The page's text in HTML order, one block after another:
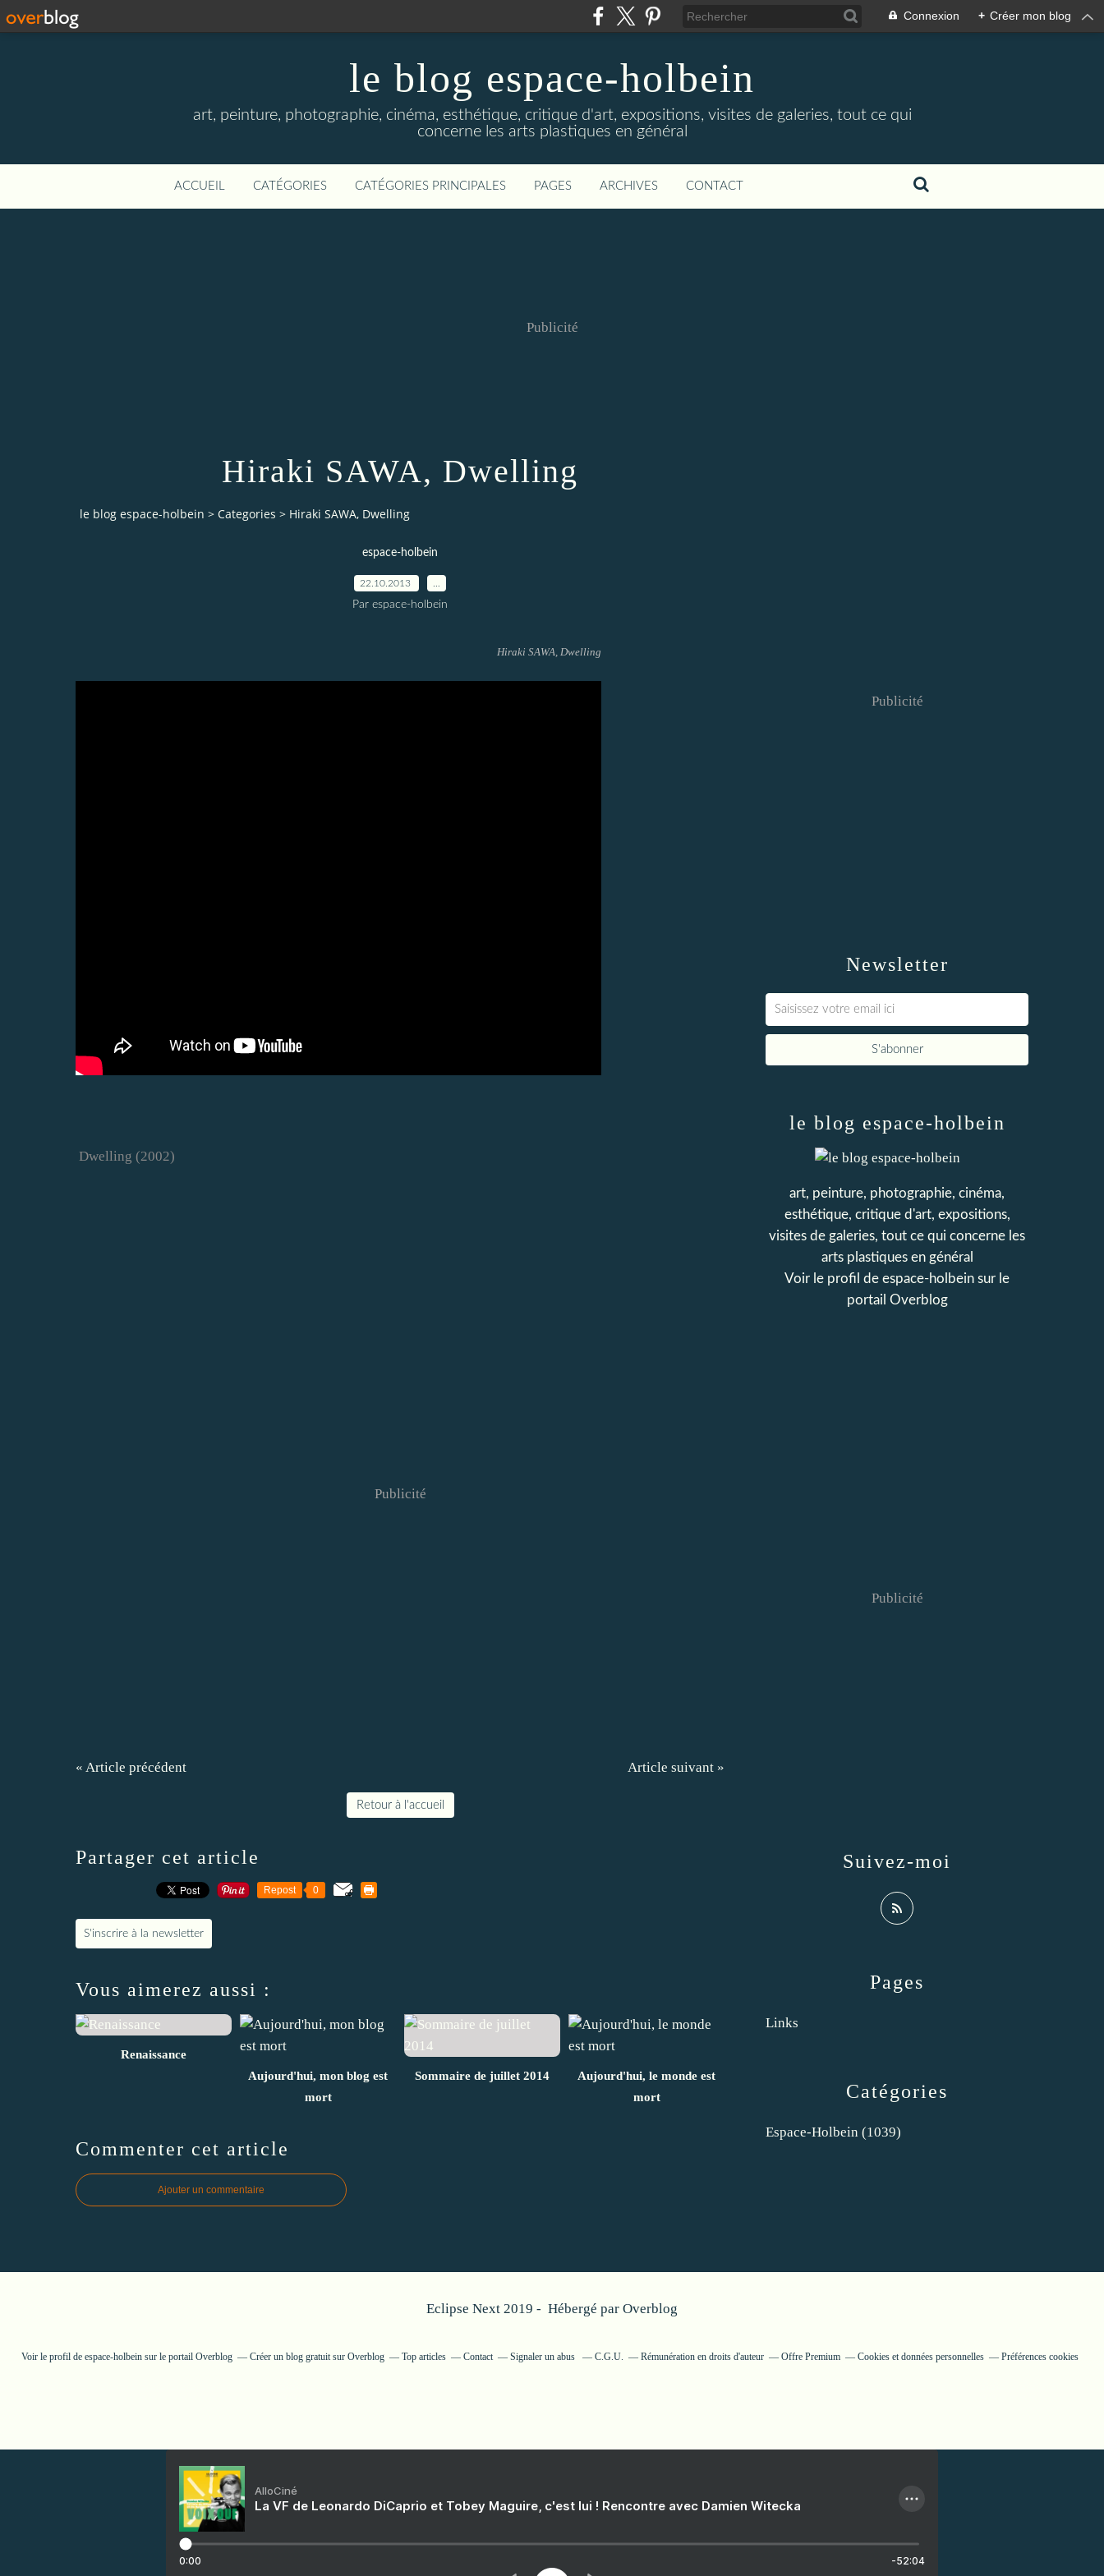
Connexion + Créer mon blog
le blog espace-holbein
art, peinture, photographie, cinéma, esthétique, critique d'art, expositions, visites de galeries, tout ce qui
concerne les arts plastiques en général
ACCUEIL CATÉGORIES CATÉGORIES PRINCIPALES PAGES ARCHIVES CONTACT
Publicité
Hiraki SAWA, Dwelling
le blog espace-holbein > Categories > Hiraki SAWA, Dwelling
espace-holbein
22.10.2013
Par espace-holbein
Hiraki SAWA, Dwelling
Dwelling (2002)
Publicité
« Article précédent Article suivant »
Retour à l'accueil
Partager cet article
Repost 0
S'inscrire à la newsletter
Vous aimerez aussi :
Renaissance
Aujourd'hui, mon blog est
mort
Sommaire de juillet 2014
Aujourd'hui, le monde est
mort
Commenter cet article
Ajouter un commentaire
Newsletter
Publicité
Catégories
Espace-Holbein (1039)
Pages
Links
le blog espace-holbein
art, peinture, photographie, cinéma,
esthétique, critique d'art, expositions,
visites de galeries, tout ce qui concerne les
arts plastiques en général
Voir le profil de espace-holbein sur le
portail Overblog
Suivez-moi
Publicité
Eclipse Next 2019 - Hébergé par Overblog
Voir le profil de espace-holbeinsur le portail Overblog Créer un blog gratuit sur Overblog Top articles Contact Signaler un abus C.G.U. Rémunération en droits d'auteur Offre Premium Cookies et données personnelles Préférences cookies
AlloCiné
La VF de Leonardo DiCaprio et Tobey Maguire, c'est lui ! Rencontre avec Damien Witecka
0:00 -52:04